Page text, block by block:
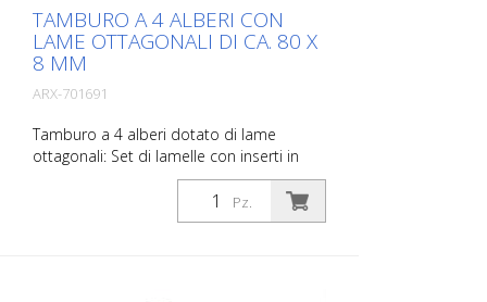
marcatura). - Consente di controllare fino
a 3 pistole (se la macchina è dotata di 3
pistole)
TAMBURO A 4 ALBERI CON
LAME OTTAGONALI DI CA. 80 X
8 MM
ARX-701691
Tamburo a 4 alberi dotato di lame
ottagonali: Set di lamelle con inserti in
metallo duro, per irruvidire e scanalare
calcestruzzo e asfalto, per rimuovere
vecchi rivestimenti e per demarcare strati
Pz.